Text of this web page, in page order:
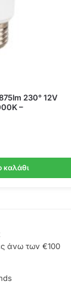
230° 12V
–
καλάθι
άνω των €100